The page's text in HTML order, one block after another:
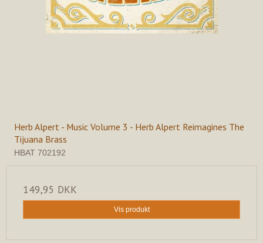
Herb Alpert - Music Volume 3 - Herb Alpert Reimagines The
Tijuana Brass
HBAT 702192
149,95 DKK
Vis produkt